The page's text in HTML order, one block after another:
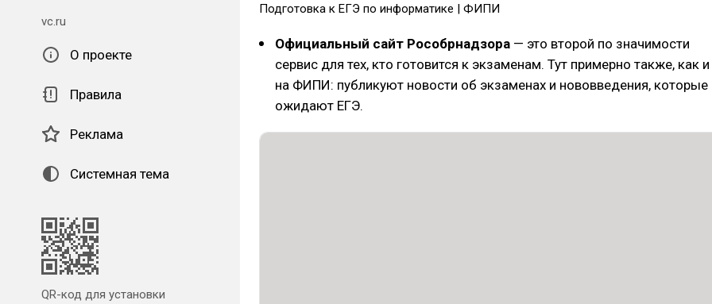
vc.ru
О проекте
Правила
Реклама
Системная тема
QR-код для установки
Подготовка к ЕГЭ по информатике | ФИПИ
Официальный сайт Рособрнадзора — это второй по значимости
сервис для тех, кто готовится к экзаменам. Тут примерно также, как и
на ФИПИ: публикуют новости об экзаменах и нововведения, которые
ожидают ЕГЭ.